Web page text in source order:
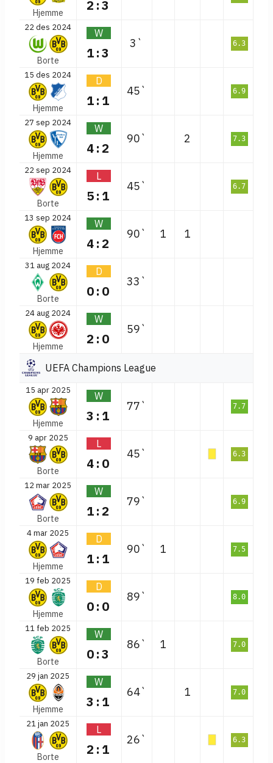
Hjemme 2:3
22 des 2024
Borte
W
1:3
3` 6.3
15 des 2024
Hjemme
D
1:1
45` 6.9
27 sep 2024
Hjemme
W
4:2
90` 2 7.3
22 sep 2024
Borte
L
5:1
45` 6.7
13 sep 2024
Hjemme
W
4:2
90` 1 1
31 aug 2024
Borte
D
0:0
33`
24 aug 2024
Hjemme
W
2:0
59`
UEFA Champions League
15 apr 2025
Hjemme
W
3:1
77` 7.7
9 apr 2025
Borte
L
4:0
45` 6.3
12 mar 2025
Borte
W
1:2
79` 6.9
4 mar 2025
Hjemme
D
1:1
90` 1 7.5
19 feb 2025
Hjemme
D
0:0
89` 8.0
11 feb 2025
Borte
W
0:3
86` 1 7.0
29 jan 2025
Hjemme
W
3:1
64` 1 7.0
21 jan 2025
Borte
L
2:1
26` 6.3